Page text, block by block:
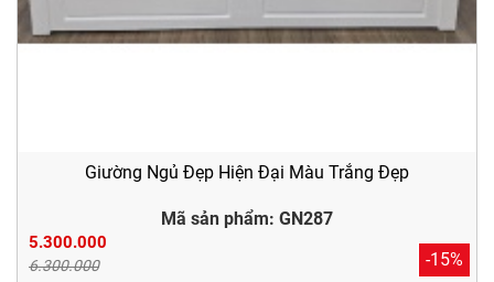
Giường Ngủ Đẹp Hiện Đại Màu Trắng Đẹp
Mã sản phẩm: GN287
5.300.000
6.300.000 -15%